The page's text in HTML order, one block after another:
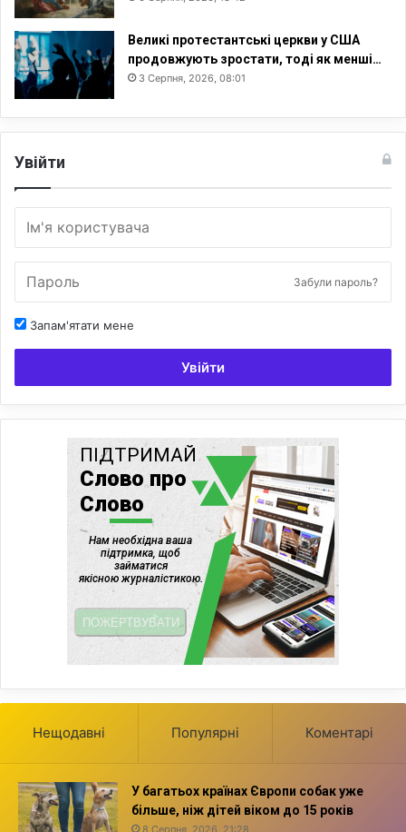
Великі протестантські церкви у США
продовжують зростати, тоді як менші…
3 Серпня, 2026, 08:01
Увійти
Забули пароль?
Запам'ятати мене
Увійти
Нещодавні Популярні Коментарі
У багатьох країнах Європи собак уже
більше, ніж дітей віком до 15 років
8 Серпня, 2026, 21:28